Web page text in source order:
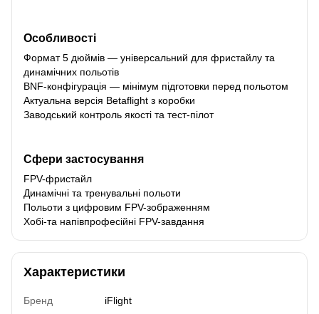
Особливості
Формат 5 дюймів — універсальний для фристайлу та
динамічних польотів
BNF-конфігурація — мінімум підготовки перед польотом
Актуальна версія Betaflight з коробки
Заводський контроль якості та тест-пілот
Сфери застосування
FPV-фристайл
Динамічні та тренувальні польоти
Польоти з цифровим FPV-зображенням
Хобі-та напівпрофесійні FPV-завдання
Характеристики
Бренд iFlight